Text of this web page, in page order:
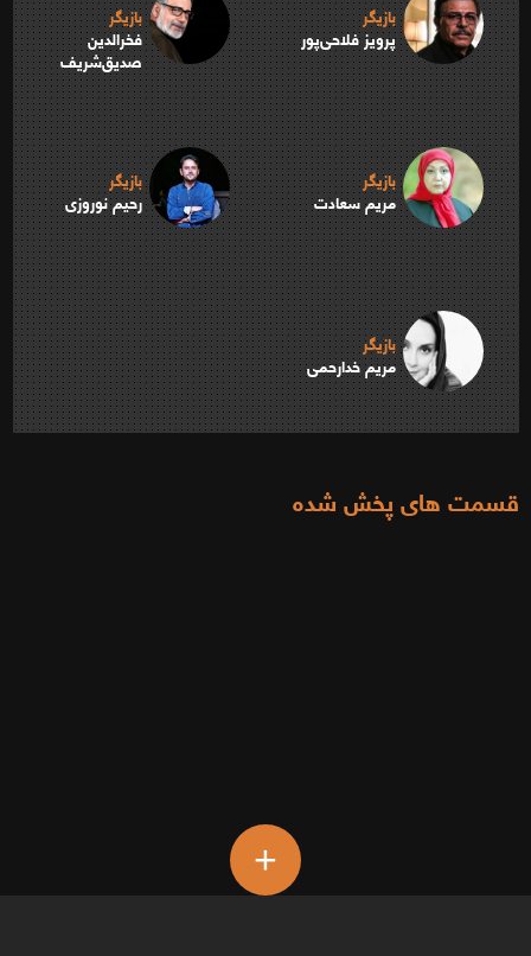
بازیگر
پرویز فلاحی‌پور
بازیگر
فخرالدين
صديق‌شريف
بازیگر
مریم سعادت
بازیگر
رحیم نوروزی
بازیگر
مریم خدارحمی
قسمت های پخش شده
+